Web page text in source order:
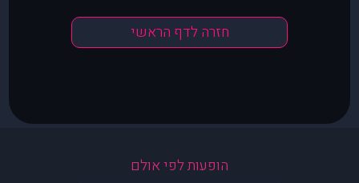
חזרה לדף הראשי
הופעות לפי אולם